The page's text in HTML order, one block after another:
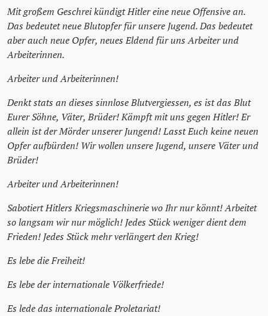
Mit großem Geschrei kündigt Hitler eine neue Offensive an.
Das bedeutet neue Blutopfer für unsere Jugend. Das bedeutet
aber auch neue Opfer, neues Eldend für uns Arbeiter und
Arbeiterinnen.
Arbeiter und Arbeiterinnen!
Denkt stats an dieses sinnlose Blutvergiessen, es ist das Blut
Eurer Söhne, Väter, Brüder! Kämpft mit uns gegen Hitler! Er
allein ist der Mörder unserer Jungend! Lasst Euch keine neuen
Opfer aufbürden! Wir wollen unsere Jugend, unsere Väter und
Brüder!
Arbeiter und Arbeiterinnen!
Sabotiert Hitlers Kriegsmaschinerie wo Ihr nur könnt! Arbeitet
so langsam wir nur möglich! Jedes Stück weniger dient dem
Frieden! Jedes Stück mehr verlängert den Krieg!
Es lebe die Freiheit!
Es lebe der internationale Völkerfriede!
Es lede das internationale Proletariat!